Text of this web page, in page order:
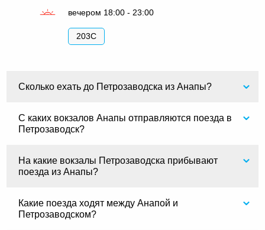
вечером 18:00 - 23:00
203С
Сколько ехать до Петрозаводска из Анапы?
С каких вокзалов Анапы отправляются поезда в
Петрозаводск?
На какие вокзалы Петрозаводска прибывают
поезда из Анапы?
Какие поезда ходят между Анапой и
Петрозаводском?